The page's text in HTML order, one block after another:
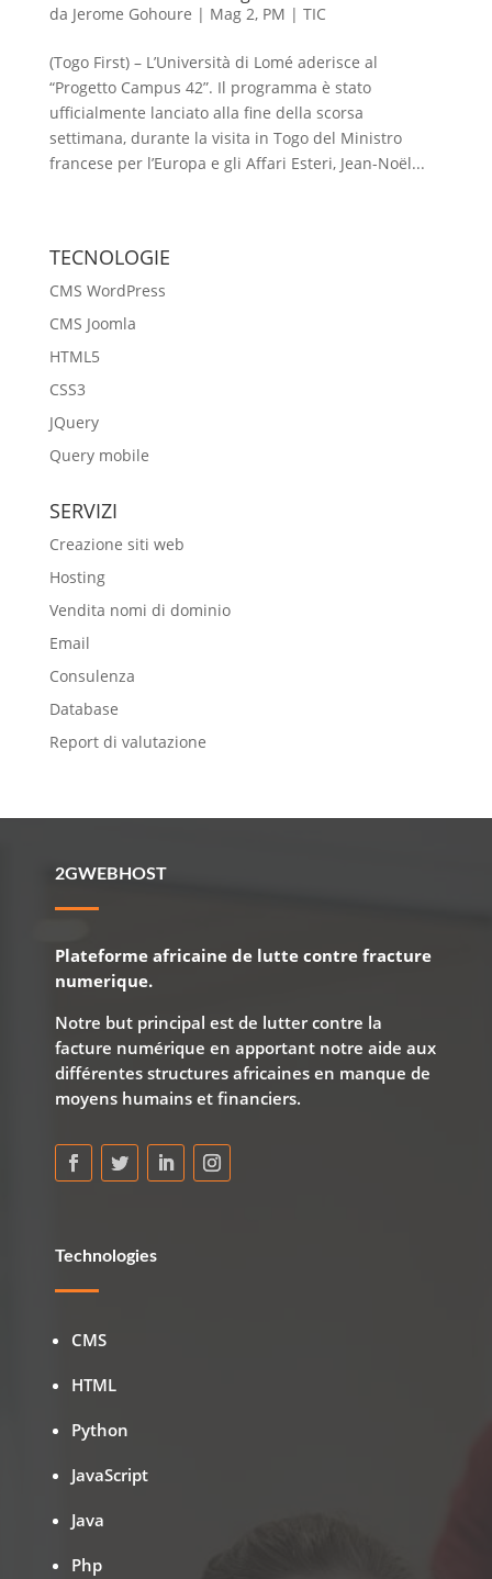
da Jerome Gohoure | Mag 2, PM | TIC
(Togo First) – L’Università di Lomé aderisce al
“Progetto Campus 42”. Il programma è stato
ufficialmente lanciato alla fine della scorsa
settimana, durante la visita in Togo del Ministro
francese per l’Europa e gli Affari Esteri, Jean-Noël...
TECNOLOGIE
CMS WordPress
CMS Joomla
HTML5
CSS3
JQuery
Query mobile
SERVIZI
Creazione siti web
Hosting
Vendita nomi di dominio
Email
Consulenza
Database
Report di valutazione
2GWEBHOST
Plateforme africaine de lutte contre fracture
numerique.
Notre but principal est de lutter contre la
facture numérique en apportant notre aide aux
différentes structures africaines en manque de
moyens humains et financiers.
Technologies
CMS
HTML
Python
JavaScript
Java
Php